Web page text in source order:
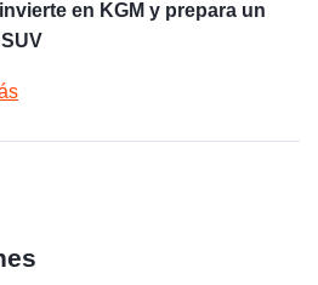
en KGM y prepara un